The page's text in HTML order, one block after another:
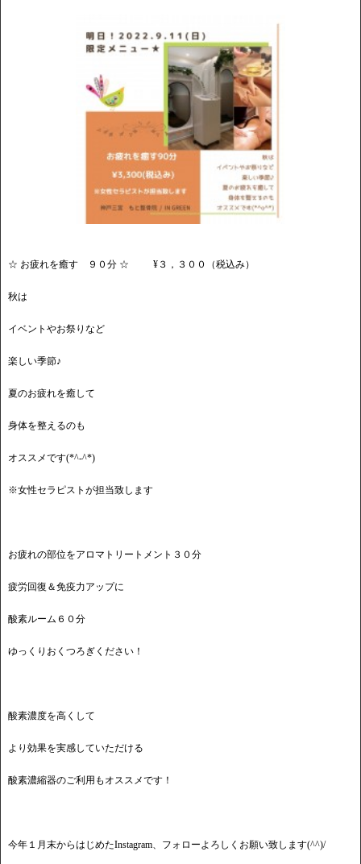
☆ お疲れを癒す ９０分 ☆ ¥３，３００（税込み）
秋は
イベントやお祭りなど
楽しい季節♪
夏のお疲れを癒して
身体を整えるのも
オススメです(*^-^*)
※女性セラピストが担当致します
お疲れの部位をアロマトリートメント３０分
疲労回復＆免疫力アップに
酸素ルーム６０分
ゆっくりおくつろぎください！
酸素濃度を高くして
より効果を実感していただける
酸素濃縮器のご利用もオススメです！
今年１月末からはじめたInstagram、フォローよろしくお願い致します(^^)/